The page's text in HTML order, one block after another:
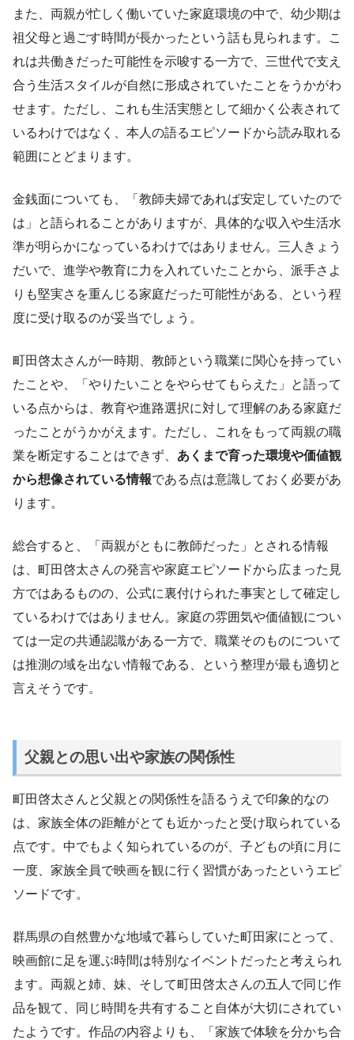
また、両親が忙しく働いていた家庭環境の中で、幼少期は
祖父母と過ごす時間が長かったという話も見られます。こ
れは共働きだった可能性を示唆する一方で、三世代で支え
合う生活スタイルが自然に形成されていたことをうかがわ
せます。ただし、これも生活実態として細かく公表されて
いるわけではなく、本人の語るエピソードから読み取れる
範囲にとどまります。
金銭面についても、「教師夫婦であれば安定していたので
は」と語られることがありますが、具体的な収入や生活水
準が明らかになっているわけではありません。三人きょう
だいで、進学や教育に力を入れていたことから、派手さよ
りも堅実さを重んじる家庭だった可能性がある、という程
度に受け取るのが妥当でしょう。
町田啓太さんが一時期、教師という職業に関心を持ってい
たことや、「やりたいことをやらせてもらえた」と語って
いる点からは、教育や進路選択に対して理解のある家庭だ
ったことがうかがえます。ただし、これをもって両親の職
業を断定することはできず、 あくまで育った環境や価値観
から想像されている情報である点は意識しておく必要があ
ります。
総合すると、「両親がともに教師だった」とされる情報
は、町田啓太さんの発言や家庭エピソードから広まった見
方ではあるものの、公式に裏付けられた事実として確定し
ているわけではありません。家庭の雰囲気や価値観につい
ては一定の共通認識がある一方で、職業そのものについて
は推測の域を出ない情報である、という整理が最も適切と
言えそうです。
父親との思い出や家族の関係性
町田啓太さんと父親との関係性を語るうえで印象的なの
は、家族全体の距離がとても近かったと受け取られている
点です。中でもよく知られているのが、子どもの頃に月に
一度、家族全員で映画を観に行く習慣があったというエピ
ソードです。
群馬県の自然豊かな地域で暮らしていた町田家にとって、
映画館に足を運ぶ時間は特別なイベントだったと考えられ
ます。両親と姉、妹、そして町田啓太さんの五人で同じ作
品を観て、同じ時間を共有すること自体が大切にされてい
たようです。作品の内容よりも、「家族で体験を分かち合